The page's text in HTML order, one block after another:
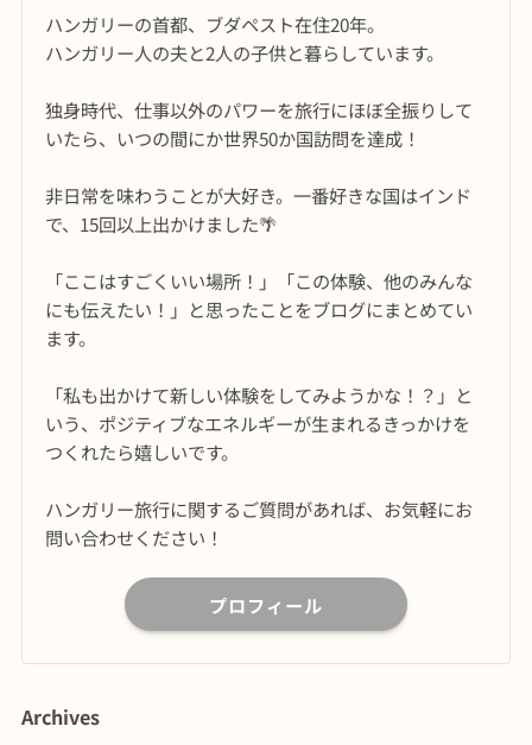
ハンガリーの首都、ブダペスト在住20年。
ハンガリー人の夫と2人の子供と暮らしています。
独身時代、仕事以外のパワーを旅行にほぼ全振りして
いたら、いつの間にか世界50か国訪問を達成！
非日常を味わうことが大好き。一番好きな国はインド
で、15回以上出かけました🌴
「ここはすごくいい場所！」「この体験、他のみんな
にも伝えたい！」と思ったことをブログにまとめてい
ます。
「私も出かけて新しい体験をしてみようかな！？」と
いう、ポジティブなエネルギーが生まれるきっかけを
つくれたら嬉しいです。
ハンガリー旅行に関するご質問があれば、お気軽にお
問い合わせください！
プロフィール
Archives